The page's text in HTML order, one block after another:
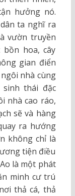
hưởng nó.
ta nghĩ ra
vườn truyền
hoa, cây
gian điển
nhà cùng
thái đặc
nhà cao ráo,
sẽ và hàng
ra hướng
không chỉ là
tiện điều
là một phát
minh cư trú
thả cá, thả